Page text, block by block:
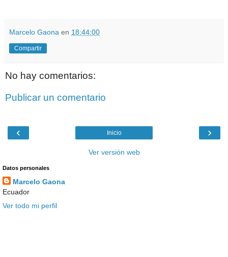
Marcelo Gaona en 18:44:00
Compartir
No hay comentarios:
Publicar un comentario
‹ ›
Inicio
Ver versión web
Datos personales
Marcelo Gaona
Ecuador
Ver todo mi perfil